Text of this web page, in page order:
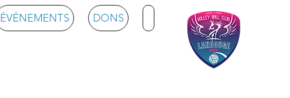
ÉVÉNEMENTS DONS